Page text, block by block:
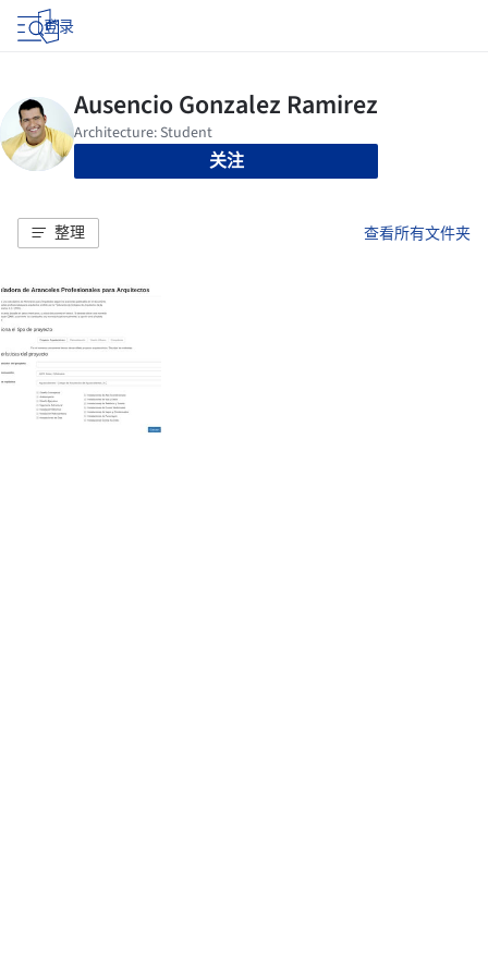
登录
关注
整理 查看所有文件夹